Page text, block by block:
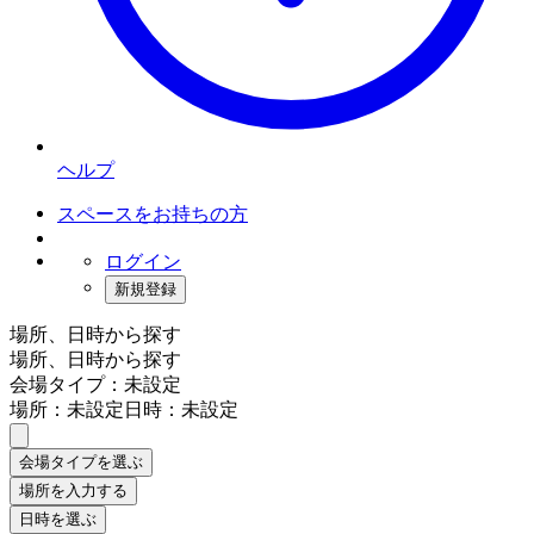
ヘルプ
スペースをお持ちの方
ログイン
新規登録
場所、日時から探す
場所、日時から探す
会場タイプ：未設定
場所：未設定日時：未設定
会場タイプを選ぶ
場所を入力する
日時を選ぶ